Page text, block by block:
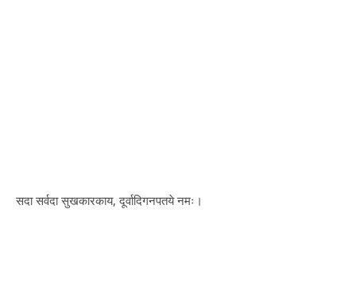
सदा सर्वदा सुखकारकाय, दूर्वादिगनपतये नमः।